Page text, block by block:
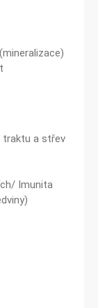
a střev
Imunita